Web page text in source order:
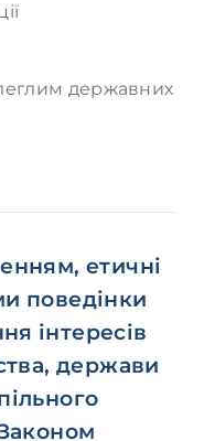
державних
етичні
поведінки
інтересів
держави